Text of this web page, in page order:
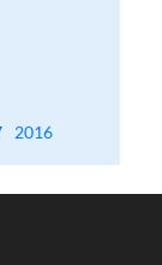
2016
na